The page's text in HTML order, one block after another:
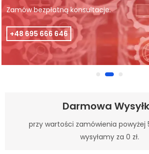
Zamów bezpłatną konsultacje.
+48 695 666 646
Darmowa
przy wartości zamówienia powyżej
wysyłamy za 0 zł.